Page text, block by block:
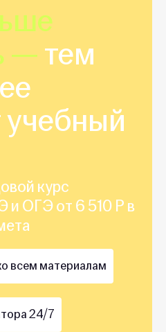
— тем
курс
и ОГЭ от 6 510 Р в
всем материалам
24/7